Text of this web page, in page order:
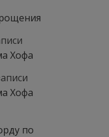
Хофа
Хофа
по